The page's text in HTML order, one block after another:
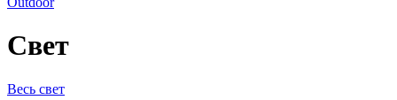
Свет
Весь свет